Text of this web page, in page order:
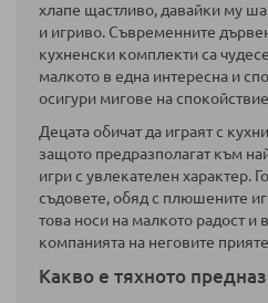
хлапе щастливо, давайки му
и игриво. Съвременните
кухненски комплекти са
малкото в една интересна и
осигури мигове на
Децата обичат да играят с
защото предразполагат към
игри с увлекателен характер.
съдовете, обяд с плюшените
това носи на малкото радост
компанията на неговите
Какво е тяхното